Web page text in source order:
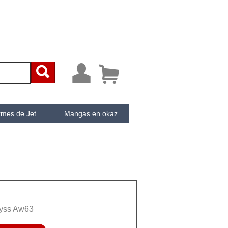
  
de Jet Mangas en okaz
Aw63